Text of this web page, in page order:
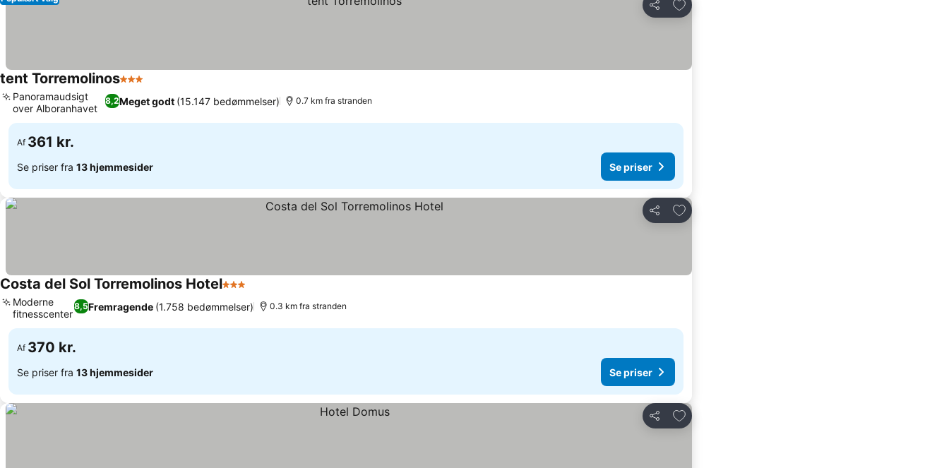
Del
Føj til favoritter
tent Torremolinos3 Stjerner
8,2Meget godt (15.147 bedømmelser)
Panoramaudsigt
over Alboranhavet
0.7 km fra stranden
Af 361 kr.
Se priser fra 13 hjemmesider Se priser
Del
Føj til favoritter
Costa del Sol Torremolinos Hotel3 Stjerner
8,5Fremragende (1.758 bedømmelser)
Moderne
fitnesscenter
0.3 km fra stranden
Af 370 kr.
Se priser fra 13 hjemmesider Se priser
Del
Føj til favoritter